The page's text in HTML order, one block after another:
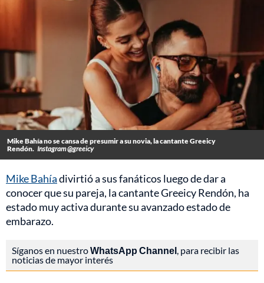
Mike Bahía no se cansa de presumir a su novia, la cantante Greeicy
Rendón. Instagram @greeicy
Mike Bahíadivirtió a sus fanáticos luego de dar a
conocer que su pareja, la cantante Greeicy Rendón, ha
estado muy activa durante su avanzado estado de
embarazo.
Síganos en nuestroWhatsApp Channel, para recibir las
noticias de mayor interés